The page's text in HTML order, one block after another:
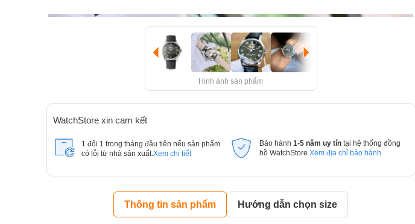
Hình ảnh sản phẩm
WatchStore xin cam kết
1 đổi 1 trong tháng đầu tiên nếu sản phẩm
có lỗi từ nhà sản xuất. Xem chi tiết
Bảo hành 1-5 năm uy tín tại hệ thống đồng
hồ WatchStore Xem địa chỉ bảo hành
Thông tin sản phẩm Hướng dẫn chọn size